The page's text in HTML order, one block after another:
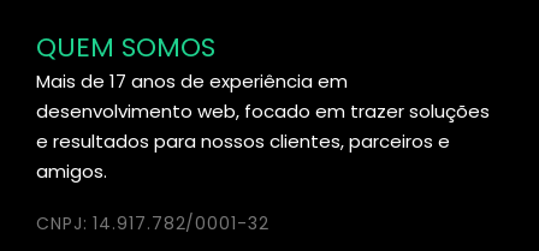
QUEM SOMOS
Mais de 17 anos de experiência em
desenvolvimento web, focado em trazer soluções
e resultados para nossos clientes, parceiros e
amigos.
CNPJ: 14.917.782/0001-32